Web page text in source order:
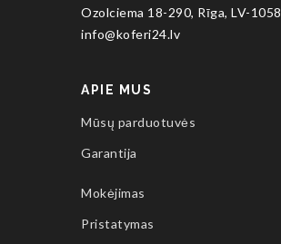
Ozolciema 18-290, Rīga, LV-1058
info@koferi24.lv
APIE MUS
Mūsų parduotuvės
Garantija
Mokėjimas
Pristatymas